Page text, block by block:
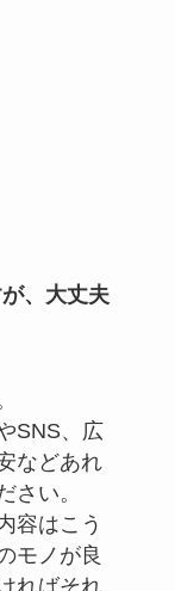
、大丈夫
SNS、広
などあれ
さい。
容はこう
モノが良